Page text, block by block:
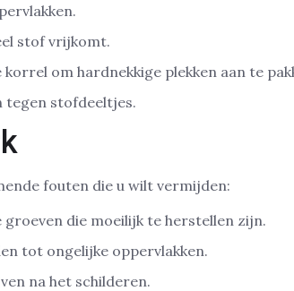
stof vrijkomt.
om hardnekkige plekken aan te
tegen stofdeeltjes.
fouten die u wilt vermijden:
die moeilijk te herstellen zijn.
tot ongelijke oppervlakken.
na het schilderen.